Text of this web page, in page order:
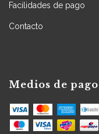
Facilidades de pago
Contacto
Medios de pago